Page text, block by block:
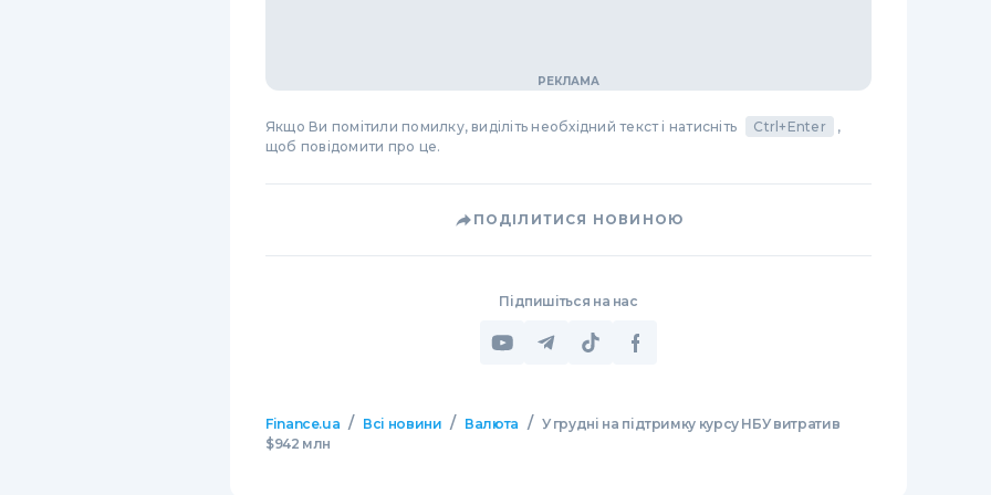
Якщо Ви помітили помилку, виділіть необхідний текст і натисніть Ctrl+Enter
,
щоб повідомити про це.
ПОДІЛИТИСЯ НОВИНОЮ
Підпишіться на нас
Finance.ua / Всі новини / Валюта / У грудні на підтримку курсу НБУ витратив
$942 млн